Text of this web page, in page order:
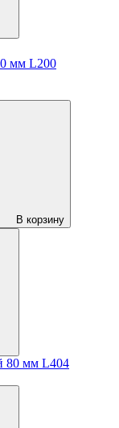
мм L200
В корзину